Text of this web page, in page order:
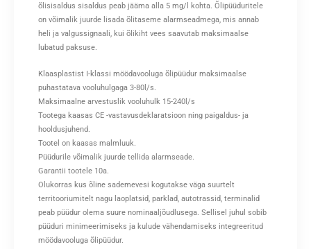
õlisisaldus sisaldus peab jääma alla 5 mg/l kohta. Õlipüüduritele
on võimalik juurde lisada õlitaseme alarmseadmega, mis annab
heli ja valgussignaali, kui õlikiht vees saavutab maksimaalse
lubatud paksuse.
Klaasplastist I-klassi möödavooluga õlipüüdur maksimaalse
puhastatava vooluhulgaga 3-80l/s.
Maksimaalne arvestuslik vooluhulk 15-240l/s
Tootega kaasas CE -vastavusdeklaratsioon ning paigaldus- ja
hooldusjuhend.
Tootel on kaasas malmluuk.
Püüdurile võimalik juurde tellida alarmseade.
Garantii tootele 10a.
Olukorras kus õline sademevesi kogutakse väga suurtelt
territooriumitelt nagu laoplatsid, parklad, autotrassid, terminalid
peab püüdur olema suure nominaaljõudlusega. Sellisel juhul sobib
püüduri minimeerimiseks ja kulude vähendamiseks integreeritud
möödavooluga õlipüüdur.